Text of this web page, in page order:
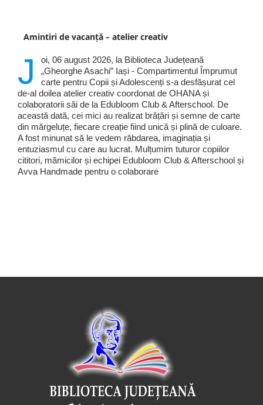
Amintiri de vacanță – atelier creativ
J
oi, 06 august 2026, la Biblioteca Județeană
„Gheorghe Asachi” Iași - Compartimentul Împrumut
carte pentru Copii și Adolescenți s-a desfășurat cel
de-al doilea atelier creativ coordonat de OHANA și
colaboratorii săi de la Edubloom Club & Afterschool. De
această dată, cei mici au realizat brățări și semne de carte
din mărgeluțe, fiecare creație fiind unică și plină de culoare.
A fost minunat să le vedem răbdarea, imaginația și
entuziasmul cu care au lucrat. Mulțumim tuturor copiilor
cititori, mămicilor și echipei Edubloom Club & Afterschool și
Avva Handmade pentru o colaborare